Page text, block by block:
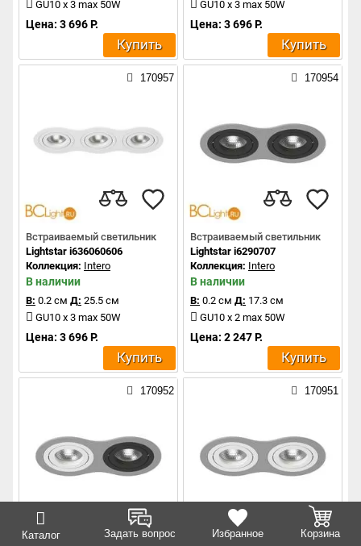
Каталог Задать вопрос Избранное Корзина
GU10 x 3 max 50W
Цена: 3 696 Р.
Купить
GU10 x 3 max 50W
Цена: 3 696 Р.
Купить
170957
Встраиваемый светильник
Lightstar i636060606
Коллекция: Intero
В наличии
В: 0.2 см Д: 25.5 см
GU10 x 3 max 50W
Цена: 3 696 Р.
Купить
170954
Встраиваемый светильник
Lightstar i6290707
Коллекция: Intero
В наличии
В: 0.2 см Д: 17.3 см
GU10 x 2 max 50W
Цена: 2 247 Р.
Купить
170952 170951